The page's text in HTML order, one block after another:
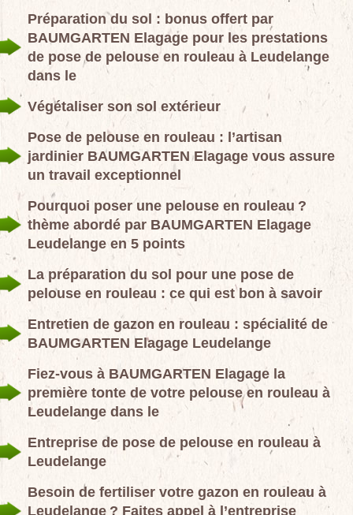
Préparation du sol : bonus offert par
BAUMGARTEN Elagage pour les prestations
de pose de pelouse en rouleau à Leudelange
dans le
Végétaliser son sol extérieur
Pose de pelouse en rouleau : l’artisan
jardinier BAUMGARTEN Elagage vous assure
un travail exceptionnel
Pourquoi poser une pelouse en rouleau ?
thème abordé par BAUMGARTEN Elagage
Leudelange en 5 points
La préparation du sol pour une pose de
pelouse en rouleau : ce qui est bon à savoir
Entretien de gazon en rouleau : spécialité de
BAUMGARTEN Elagage Leudelange
Fiez-vous à BAUMGARTEN Elagage la
première tonte de votre pelouse en rouleau à
Leudelange dans le
Entreprise de pose de pelouse en rouleau à
Leudelange
Besoin de fertiliser votre gazon en rouleau à
Leudelange ? Faites appel à l’entreprise